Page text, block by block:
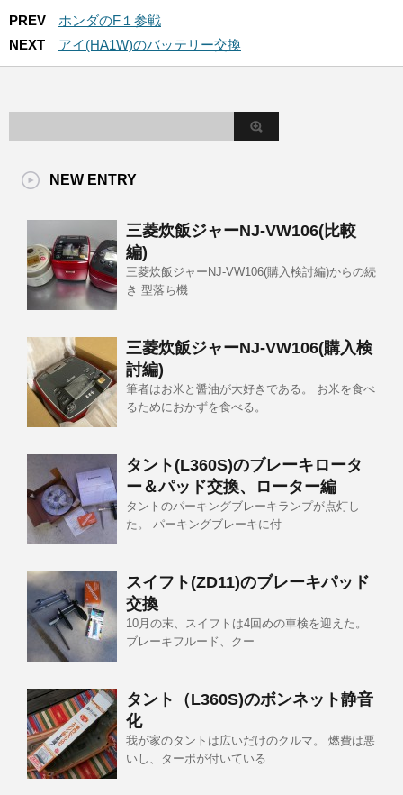
PREV
ホンダのF１参戦
NEXT
アイ(HA1W)のバッテリー交換
NEW ENTRY
三菱炊飯ジャーNJ-VW106(比較
編)
三菱炊飯ジャーNJ-VW106(購入検討編)からの続
き 型落ち機
三菱炊飯ジャーNJ-VW106(購入検
討編)
筆者はお米と醤油が大好きである。 お米を食べ
るためにおかずを食べる。
タント(L360S)のブレーキロータ
ー＆パッド交換、ローター編
タントのパーキングブレーキランプが点灯し
た。 パーキングブレーキに付
スイフト(ZD11)のブレーキパッド
交換
10月の末、スイフトは4回めの車検を迎えた。
ブレーキフルード、クー
タント（L360S)のボンネット静音
化
我が家のタントは広いだけのクルマ。 燃費は悪
いし、ターボが付いている